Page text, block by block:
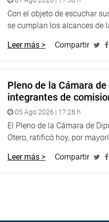
Con el objeto de escuchar
se cumplan los alcances de
Leer más > Compartir
Pleno de la Cámara
integrantes de
05 Ago 2026 | 17:28 h
El Pleno de la Cámara de
Otero, ratificó hoy, por
Leer más > Compartir